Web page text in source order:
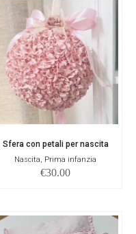
Sfera con petali per nascita
Nascita, Prima infanzia
€30.00